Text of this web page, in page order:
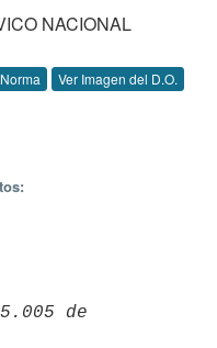
NACIONAL
Ver Imagen del D.O.